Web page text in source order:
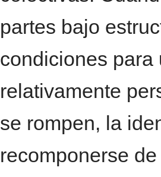
partes bajo
condiciones
relativamente
se rompen, la
recomponerse